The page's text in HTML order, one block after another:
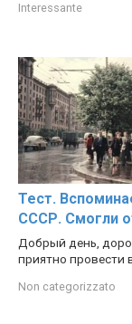
Interessante
Тест.
СССР. Смогли
Добрый день,
приятно провести
Non categorizzato